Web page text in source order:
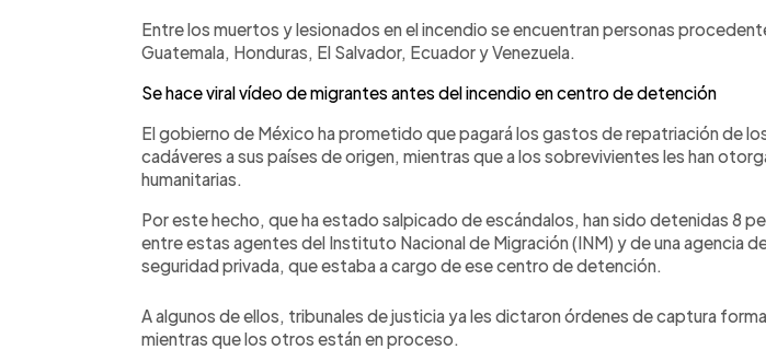
Entre los muertos y lesionados en el incendio se encuentran personas
Guatemala, Honduras, El Salvador, Ecuador y Venezuela.
Se hace viral vídeo de migrantes antes del incendio en centro de detención
El gobierno de México ha prometido que pagará los gastos de repatriación de
cadáveres a sus países de origen, mientras que a los sobrevivientes les han
humanitarias.
Por este hecho, que ha estado salpicado de escándalos, han sido detenidas 8
entre estas agentes del Instituto Nacional de Migración (INM) y de una agencia
seguridad privada, que estaba a cargo de ese centro de detención.
A algunos de ellos, tribunales de justicia ya les dictaron órdenes de captura
mientras que los otros están en proceso.